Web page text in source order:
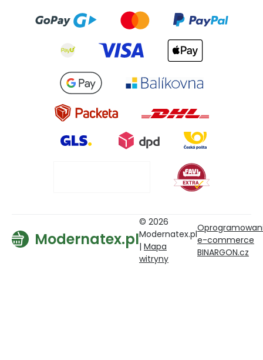
Modernatex.pl
© 2026
Modernatex.pl
| Mapa
witryny
e-commerce
BINARGON.cz